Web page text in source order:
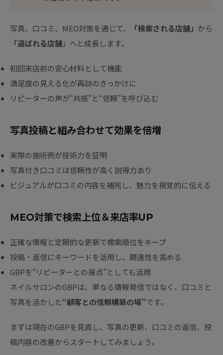
写真、口コミ、MEO対策を通じて、 「検索される店舗」 から
「選ばれる店舗」へと成長します。
初回来店前の安心材料として機能
満足度の見える化が再訪のきっかけに
リピーターの声が“共感”と“信頼”を呼び込む
写真投稿と組み合わせて効果を倍増
実際の施術例が技術力を証明
写真付き口コミは信頼性が高く説得力あり
ビジュアルが口コミの内容を補完し、魅力を視覚的に伝える
MEO対策で検索上位＆来店率UP
正確な情報と定期的な更新で検索順位をキープ
投稿・返信にキーワードを活用し、関連性を高める
GBPを“リピーターとの接点”としても活用
ネイルサロンのGBPは、単なる情報発信ではなく、口コミと
写真を活かした“顧客との信頼構築の場”です。
まずは現在のGBPを見直し、写真の更新、口コミの返信、投
稿内容の改善からスタートしてみましょう。